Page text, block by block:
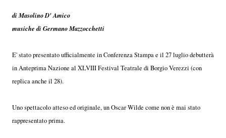
di Masolino D' Amico
musiche di Germano Mazzocchetti
E' stato presentato ufficialmente in Conferenza Stampa e il 27 luglio debutterà
in Anteprima Nazione al XLVIII Festival Teatrale di Borgio Verezzi (con
replica anche il 28).
Uno spettacolo atteso ed originale, un Oscar Wilde come non è mai stato
rappresentato prima.